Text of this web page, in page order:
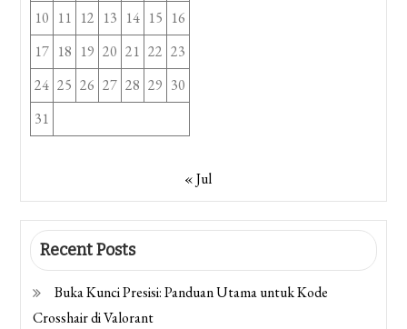
10 11 12 13 14 15 16
17 18 19 20 21 22 23
24 25 26 27 28 29 30
31
« Jul
Recent Posts
Buka Kunci Presisi: Panduan Utama untuk Kode
Crosshair di Valorant